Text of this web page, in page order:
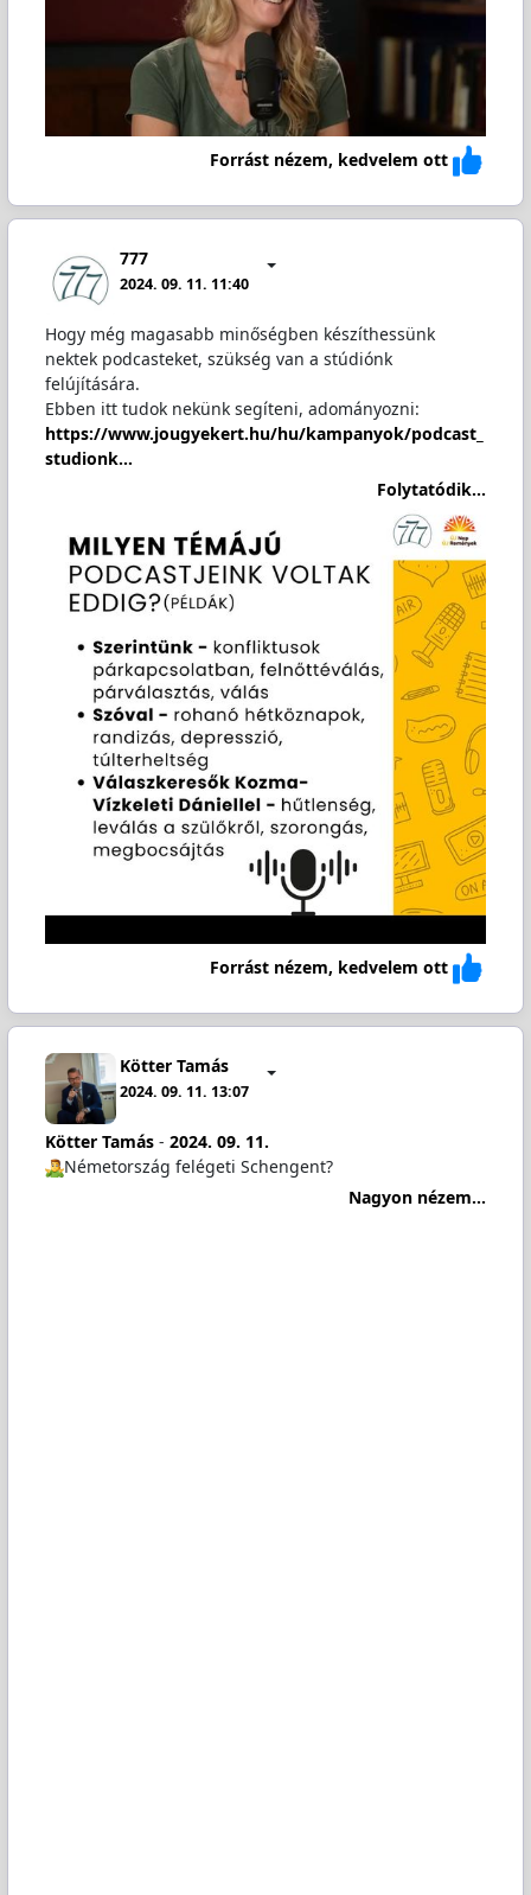
Forrást nézem, kedvelem ott
777
2024. 09. 11. 11:40
Hogy még magasabb minőségben készíthessünk
nektek podcasteket, szükség van a stúdiónk
felújítására.
Ebben itt tudok nekünk segíteni, adományozni:
https://www.jougyekert.hu/hu/kampanyok/podcast_
studionk…
Folytatódik...
Forrást nézem, kedvelem ott
Kötter Tamás
2024. 09. 11. 13:07
Kötter Tamás- 2024. 09. 11.
️Németország felégeti Schengent?
Nagyon nézem...